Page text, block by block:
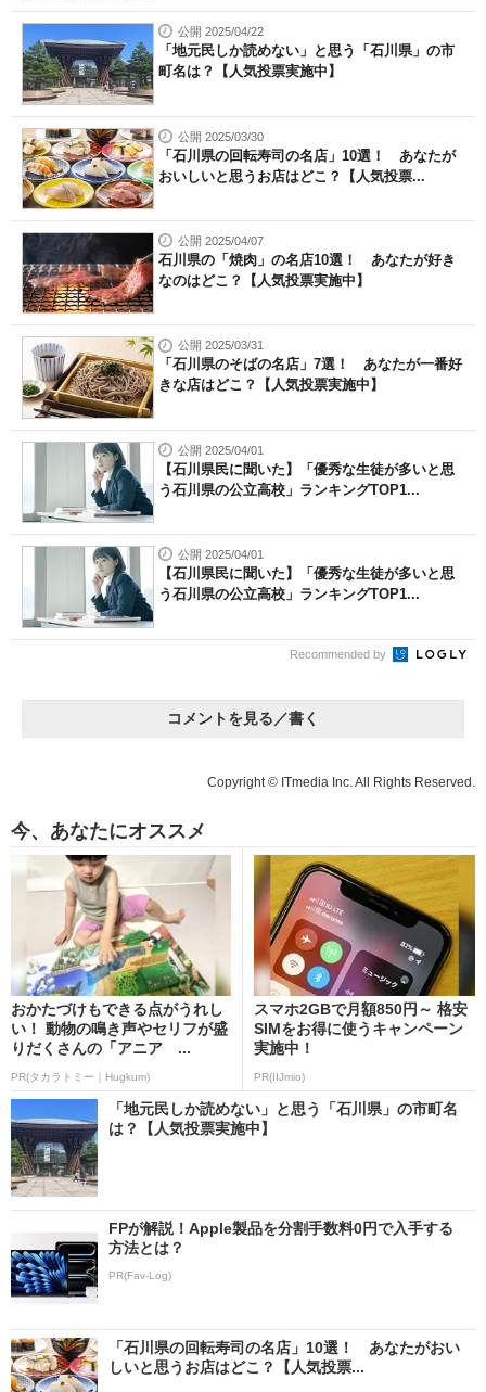
公開 2025/04/22
「地元民しか読めない」と思う「石川県」の市
町名は？【人気投票実施中】
公開 2025/03/30
「石川県の回転寿司の名店」10選！ あなたが
おいしいと思うお店はどこ？【人気投票...
公開 2025/04/07
石川県の「焼肉」の名店10選！ あなたが好き
なのはどこ？【人気投票実施中】
公開 2025/03/31
「石川県のそばの名店」7選！ あなたが一番好
きな店はどこ？【人気投票実施中】
公開 2025/04/01
【石川県民に聞いた】「優秀な生徒が多いと思
う石川県の公立高校」ランキングTOP1...
公開 2025/04/01
【石川県民に聞いた】「優秀な生徒が多いと思
う石川県の公立高校」ランキングTOP1...
Recommended by
コメントを見る／書く
Copyright © ITmedia Inc. All Rights Reserved.
今、あなたにオススメ
おかたづけもできる点がうれし
い！ 動物の鳴き声やセリフが盛
りだくさんの「アニア ...
PR(タカラトミー｜Hugkum)
スマホ2GBで月額850円～ 格安
SIMをお得に使うキャンペーン
実施中！
PR(IIJmio)
「地元民しか読めない」と思う「石川県」の市町名
は？【人気投票実施中】
FPが解説！Apple製品を分割手数料0円で入手する
方法とは？
PR(Fav-Log)
「石川県の回転寿司の名店」10選！ あなたがおい
しいと思うお店はどこ？【人気投票...